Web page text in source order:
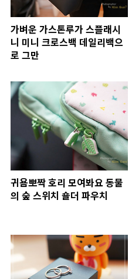
가벼운 가스톤루가 스플래시
니 미니 크로스백 데일리백으
로 그만
귀욤뽀짝 호리 모여봐요 동물
의 숲 스위치 숄더 파우치